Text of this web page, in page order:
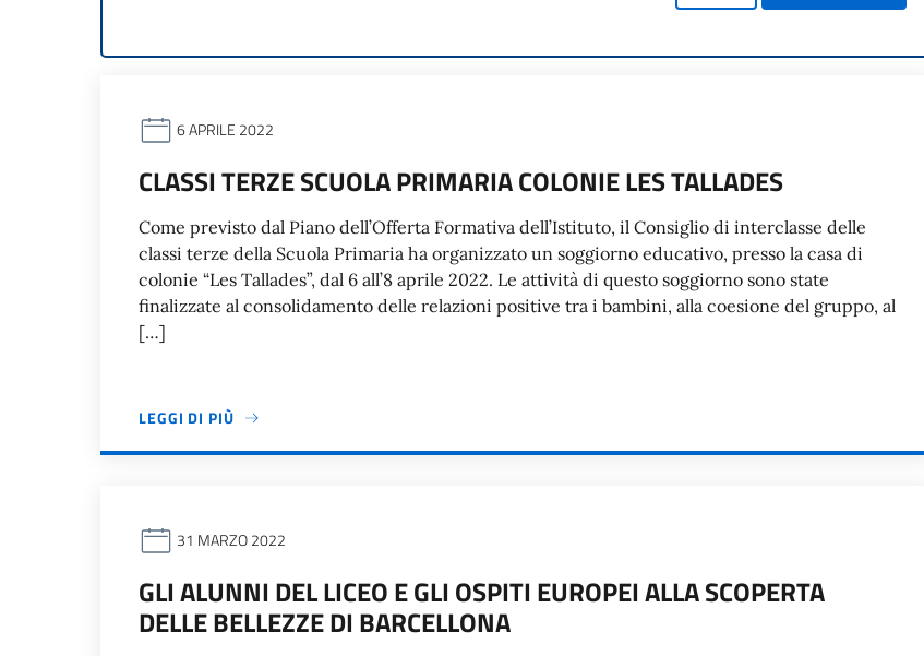
6 APRILE 2022
CLASSI TERZE SCUOLA PRIMARIA COLONIE LES TALLADES
Come previsto dal Piano dell’Offerta Formativa dell’Istituto, il Consiglio di interclasse delle
classi terze della Scuola Primaria ha organizzato un soggiorno educativo, presso la casa di
colonie “Les Tallades”, dal 6 all’8 aprile 2022. Le attività di questo soggiorno sono state
finalizzate al consolidamento delle relazioni positive tra i bambini, alla coesione del gruppo, al
[…]
LEGGI DI PIÙ
31 MARZO 2022
GLI ALUNNI DEL LICEO E GLI OSPITI EUROPEI ALLA SCOPERTA
DELLE BELLEZZE DI BARCELLONA